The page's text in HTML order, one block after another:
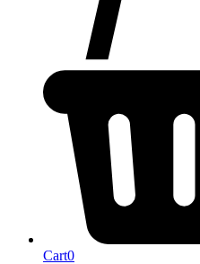
Cart0